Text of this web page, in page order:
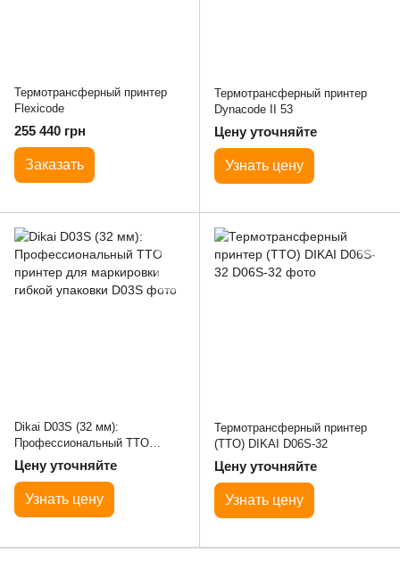
Термотрансферный принтер
Flexicode
255 440 грн
Заказать
Термотрансферный принтер
Dynacode II 53
Цену уточняйте
Узнать цену
Dikai D03S (32 мм):
Профессиональный TTO
принтер для маркировки
гибкой упаковки
Цену уточняйте
Узнать цену
Термотрансферный принтер
(TTO) DIKAI D06S-32
Цену уточняйте
Узнать цену